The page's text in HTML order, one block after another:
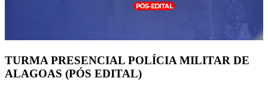
TURMA PRESENCIAL POLÍCIA MILITAR DE
ALAGOAS (PÓS EDITAL)